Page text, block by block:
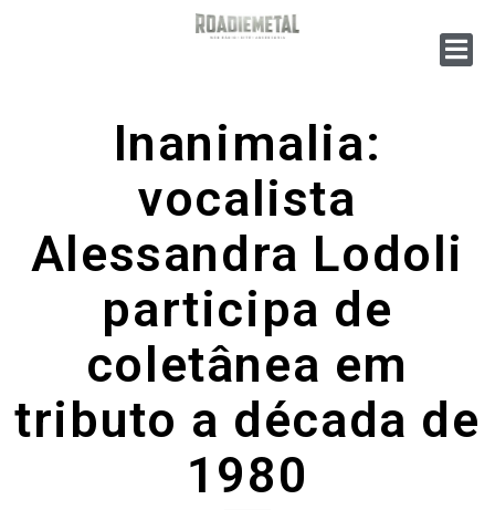
Inanimalia:
vocalista
Alessandra Lodoli
participa de
coletânea em
tributo a década de
1980